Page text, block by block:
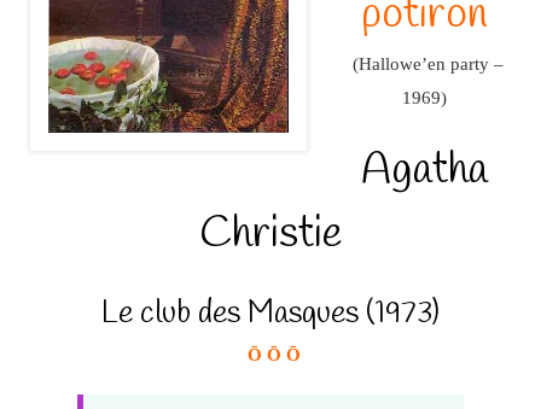
potiron
(Hallowe’en party –
1969)
Agatha
Christie
Le club des Masques (1973)
Ō Ō Ō